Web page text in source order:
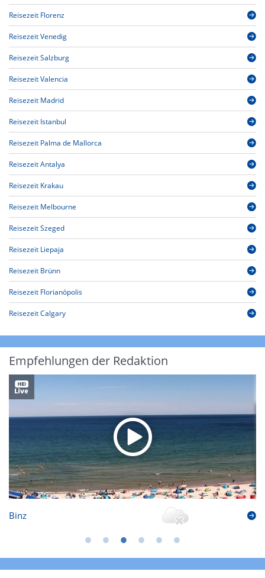
Reisezeit Florenz
Reisezeit Venedig
Reisezeit Salzburg
Reisezeit Valencia
Reisezeit Madrid
Reisezeit Istanbul
Reisezeit Palma de Mallorca
Reisezeit Antalya
Reisezeit Krakau
Reisezeit Melbourne
Reisezeit Szeged
Reisezeit Liepaja
Reisezeit Brünn
Reisezeit Florianópolis
Reisezeit Calgary
Empfehlungen der Redaktion
Binz